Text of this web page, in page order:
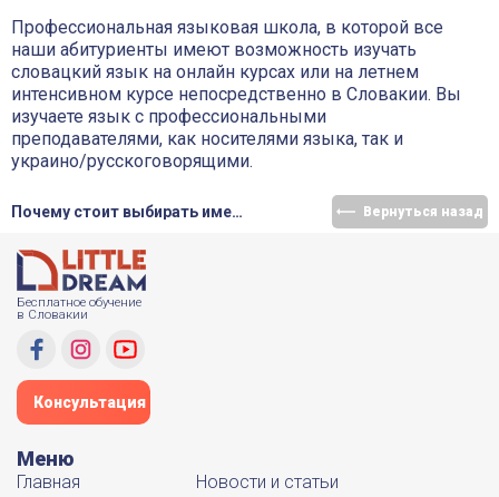
Профессиональная языковая школа, в которой все
наши абитуриенты имеют возможность изучать
словацкий язык на онлайн курсах или на летнем
интенсивном курсе непосредственно в Словакии. Вы
изучаете язык с профессиональными
преподавателями, как носителями языка, так и
украино/русскоговорящими.
Почему стоит выбирать именно компанию Little Dream? Вернуться назад
Бесплатное обучение
в Словакии
Консультация
Меню
Главная
Новости и статьи